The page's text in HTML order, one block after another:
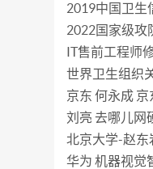
2019中国卫生
2022国家级攻
IT售前工程师
世界卫生组织
京东 何永成
刘亮 去哪儿网
北京大学-赵东
华为 机器视觉